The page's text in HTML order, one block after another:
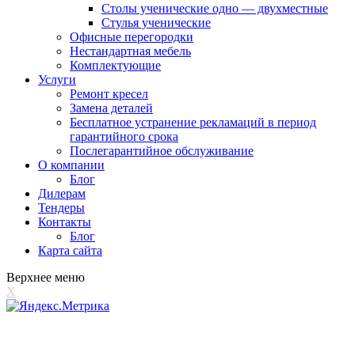
Столы ученические одно — двухместные
Стулья ученические
Офисные перегородки
Нестандартная мебель
Комплектующие
Услуги
Ремонт кресел
Замена деталей
Бесплатное устранение рекламаций в период
гарантийного срока
Послегарантийное обслуживание
О компании
Блог
Дилерам
Тендеры
Контакты
Блог
Карта сайта
Верхнее меню
X